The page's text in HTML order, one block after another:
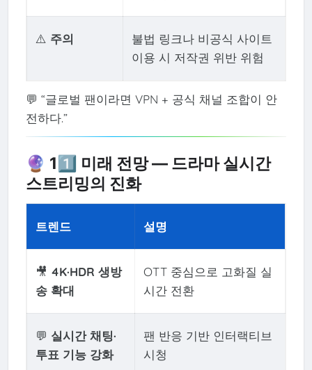
⚠️ 주의
불법 링크나 비공식 사이트
이용 시 저작권 위반 위험
💬 “글로벌 팬이라면 VPN + 공식 채널 조합이 안
전하다.”
🔮 11️⃣ 미래 전망 ― 드라마 실시간
스트리밍의 진화
트렌드 설명
🎥 4K·HDR 생방
송 확대
OTT 중심으로 고화질 실
시간 전환
💬 실시간 채팅·
투표 기능 강화
팬 반응 기반 인터랙티브
시청